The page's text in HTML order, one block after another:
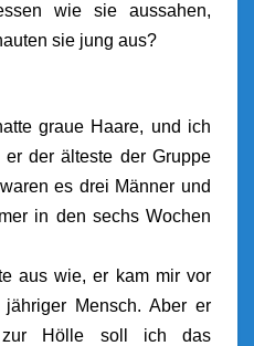
wie sie aussahen,
sie jung aus?
graue Haare, und ich
der älteste der Gruppe
es drei Männer und
in den sechs Wochen
aus wie, er kam mir vor
Mensch.Aber er
Hölle soll ich das